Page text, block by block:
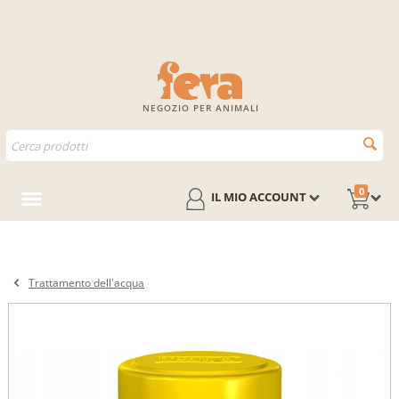
NEGOZIO PER ANIMALI
0
IL MIO ACCOUNT
Trattamento dell'acqua